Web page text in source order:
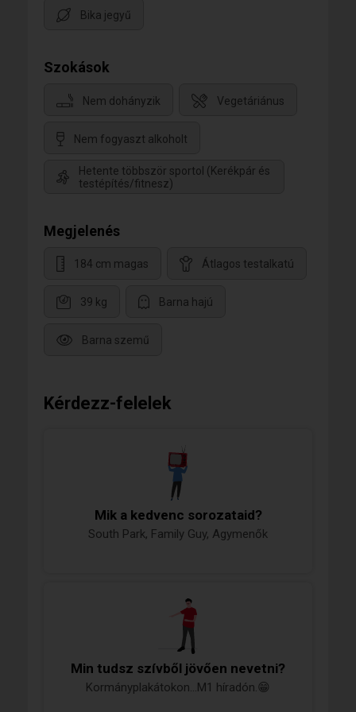
Bika jegyű
Szokások
Nem dohányzik Vegetáriánus
Nem fogyaszt alkoholt
Hetente többször sportol (Kerékpár és
testépítés/fitnesz)
Megjelenés
184 cm magas Átlagos testalkatú
39 kg Barna hajú
Barna szemű
Kérdezz-felelek
Mik a kedvenc sorozataid?
South Park, Family Guy, Agymenők
Min tudsz szívből jövően nevetni?
Kormányplakátokon...M1 híradón.😁